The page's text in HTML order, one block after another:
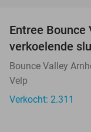
Entree Bounce
verkoelende
Bounce Valley
Velp
Verkocht: 2.311